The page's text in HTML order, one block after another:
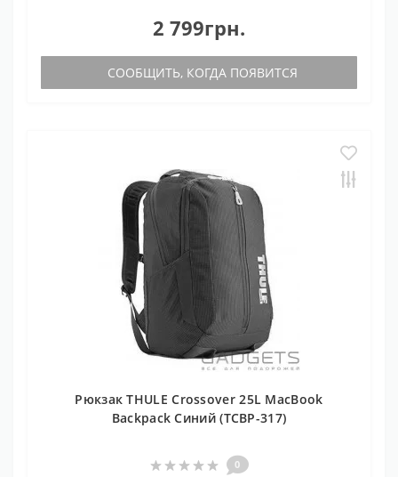
2 799грн.
СООБЩИТЬ, КОГДА ПОЯВИТСЯ
Рюкзак THULE Crossover 25L MacBook
Backpack Синий (TCBP-317)
0